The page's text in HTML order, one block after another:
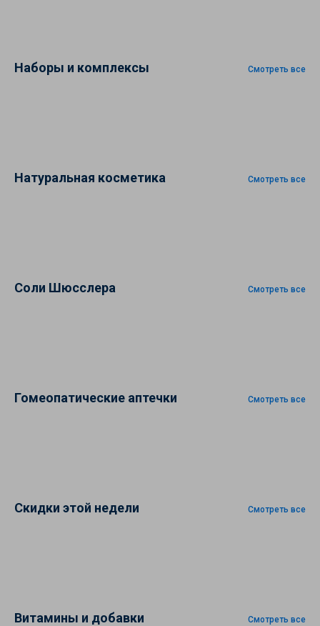
Наборы и комплексы Смотреть все
Натуральная косметика Смотреть все
Соли Шюсслера Смотреть все
Гомеопатические аптечки Смотреть все
Скидки этой недели Смотреть все
Витамины и добавки Смотреть все